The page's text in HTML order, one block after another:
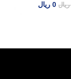
ریال 0 ریال